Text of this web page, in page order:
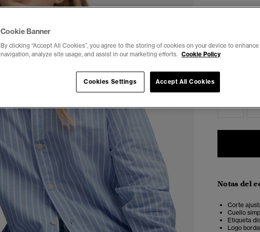
Color:rayas
Notas del
Corte
Cuello
Etiqueta
Logo
Cookie Banner
By clicking “Accept All Cookies”, you agree to the storing of cookies on your device to
navigation, analyze site usage, and assist in our marketing efforts. Cookie Policy
Accept All Cookies
Cookies Settings